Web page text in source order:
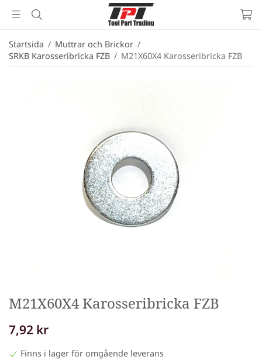
Startsida / Muttrar och Brickor /
SRKB Karosseribricka FZB / M21X60X4 Karosseribricka FZB
M21X60X4 Karosseribricka FZB
7,92 kr
Finns i lager för omgående leverans